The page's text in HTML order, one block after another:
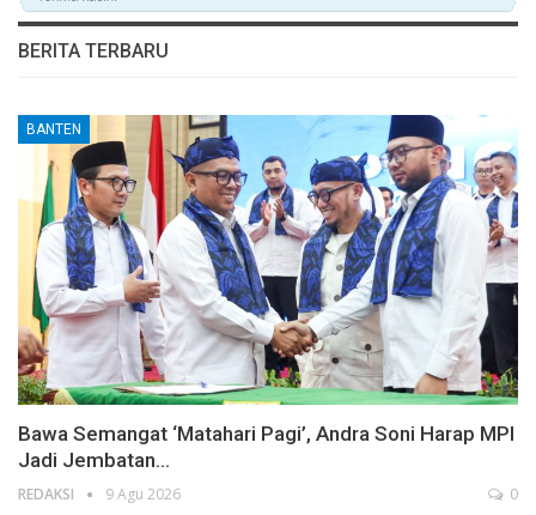
BERITA TERBARU
BANTEN
Bawa Semangat ‘Matahari Pagi’, Andra Soni Harap MPI
Jadi Jembatan…
REDAKSI 9 Agu 2026 0